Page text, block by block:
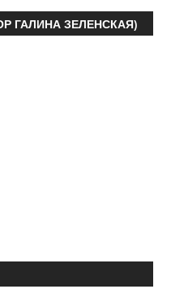
ГАЛИНА ЗЕЛЕНСКАЯ)